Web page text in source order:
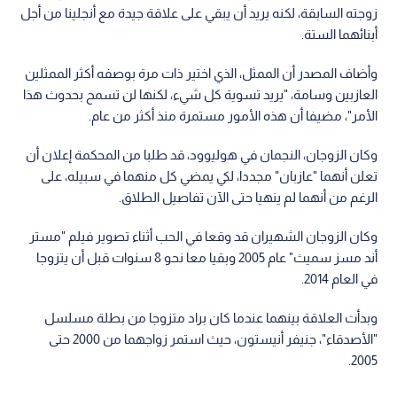
زوجته السابقة، لكنه يريد أن يبقي على علاقة جيدة مع أنجلينا من أجل
أبنائهما الستة.
وأضاف المصدر أن الممثل، الذي اختير ذات مرة بوصفه أكثر الممثلين
العازبين وسامة، "يريد تسوية كل شيء، لكنها لن تسمح بحدوث هذا
الأمر"، مضيفا أن هذه الأمور مستمرة منذ أكثر من عام.
وكان الزوجان، النجمان في هوليوود، قد طلبا من المحكمة إعلان أن
تعلن أنهما "عازبان" مجددا، لكي يمضي كل منهما في سبيله، على
الرغم من أنهما لم ينهيا حتى الآن تفاصيل الطلاق.
وكان الزوجان الشهيران قد وقعا في الحب أثناء تصوير فيلم "مستر
أند مسز سميث" عام 2005 وبقيا معا نحو 8 سنوات قبل أن يتزوجا
في العام 2014.
وبدأت العلاقة بينهما عندما كان براد متزوجا من بطلة مسلسل
"الأصدقاء"، جنيفر أنيستون، حيث استمر زواجهما من 2000 حتى
2005.